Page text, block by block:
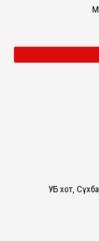
УБ хот,